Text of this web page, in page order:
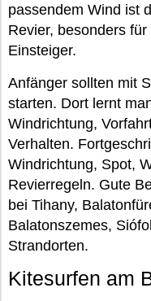
passendem Wind ist
Revier, besonders
Einsteiger.
Anfänger sollten mit
starten. Dort lernt
Windrichtung,
Verhalten.
Windrichtung, Spot,
Revierregeln. Gute
bei Tihany,
Balatonszemes,
Strandorten.
Kitesurfen am